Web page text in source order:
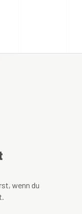
wenn du